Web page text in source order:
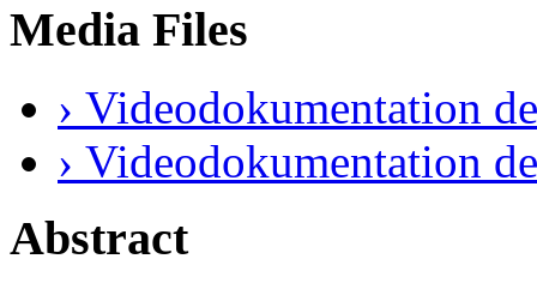
Media Files
› Videodokumentation
› Videodokumentation
Abstract